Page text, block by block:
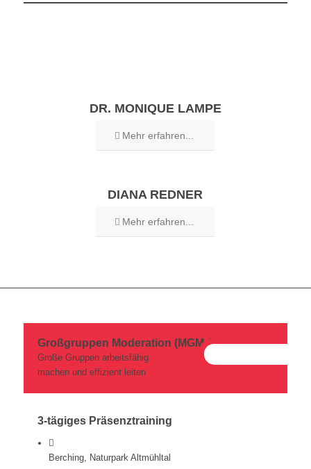
DR. MONIQUE LAMPE
Mehr erfahren...
DIANA REDNER
Mehr erfahren...
Großgruppen Moderation (MGM-1)
Große Gruppen arbeitsfähig
machen und effizient leiten
3-tägiges Präsenztraining
Berching, Naturpark Altmühltal